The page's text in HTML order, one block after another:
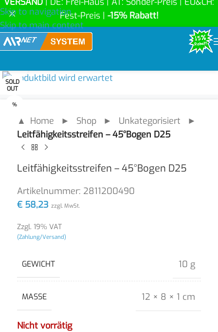
Skip to navigation
Skip to main content
Fest-Preis | -15% Rabatt!
SOLD
OUT
%
▲ Home ► Shop ► Unkategorisiert ►
Leitfähigkeitsstreifen – 45°Bogen D25
Leitfähigkeitsstreifen – 45°Bogen D25
Artikelnummer: 2811200490
€ 58,23 zzgl. MwSt.
Zzgl. 19% VAT
(Zahlung/Versand)
GEWICHT 10 g
MASSE 12 × 8 × 1 cm
Nicht vorrätig